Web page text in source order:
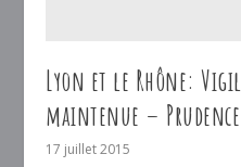
Lyon et le Rhône:
maintenue –
17 juillet 2015